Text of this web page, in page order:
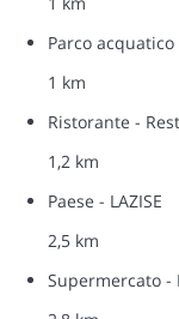
Parco acquatico
1 km
Ristorante -
1,2 km
Paese - LAZISE
2,5 km
Supermercato -